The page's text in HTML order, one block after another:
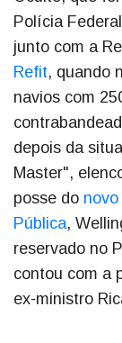
Polícia
junto com a
Refit, quando
navios com
depois da
Master",
posse do
Pública,
reservado no
contou com a
ex-ministro